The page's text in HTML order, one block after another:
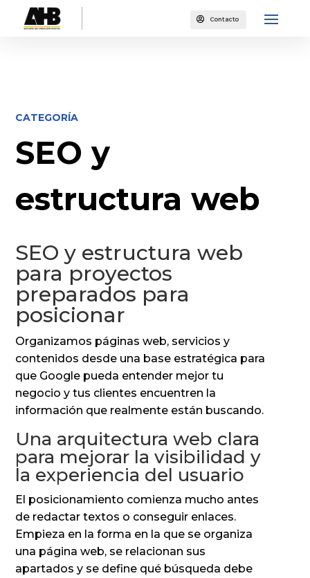
 Contacto
CATEGORÍA
SEO y
estructura web
SEO y estructura web
para proyectos
preparados para
posicionar
Organizamos páginas web, servicios y
contenidos desde una base estratégica para
que Google pueda entender mejor tu
negocio y tus clientes encuentren la
información que realmente están buscando.
Una arquitectura web clara
para mejorar la visibilidad y
la experiencia del usuario
El posicionamiento comienza mucho antes
de redactar textos o conseguir enlaces.
Empieza en la forma en la que se organiza
una página web, se relacionan sus
apartados y se define qué búsqueda debe